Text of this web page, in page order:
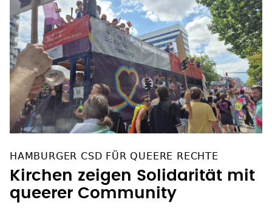
HAMBURGER CSD FÜR QUEERE RECHTE
Kirchen zeigen Solidarität mit
queerer Community